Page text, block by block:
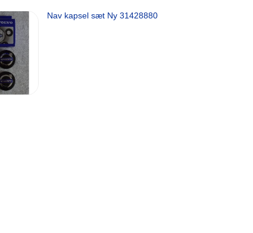
Nav kapsel sæt Ny 31428880